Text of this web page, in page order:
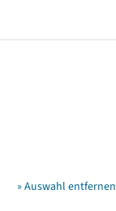
» Auswahl entfernen